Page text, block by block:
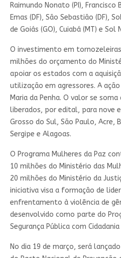
Raimundo Nonato (PI), Francisco
Emas (DF), São Sebastião (DF),
de Goiás (GO), Cuiabá (MT) e Sol
O investimento em
milhões do orçamento do
apoiar os estados com a
utilização em agressores. A
Maria da Penha. O valor se
liberados, por edital, para nove
Grosso do Sul, São Paulo, Acre,
Sergipe e Alagoas.
O Programa Mulheres da Paz
10 milhões do Ministério das
20 milhões do Ministério da
iniciativa visa a formação de
enfrentamento à violência de
desenvolvido como parte do
Segurança Pública com Cidadania
No dia 19 de março, será